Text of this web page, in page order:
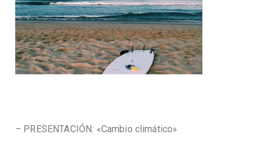
– PRESENTACIÓN: «Cambio climático»